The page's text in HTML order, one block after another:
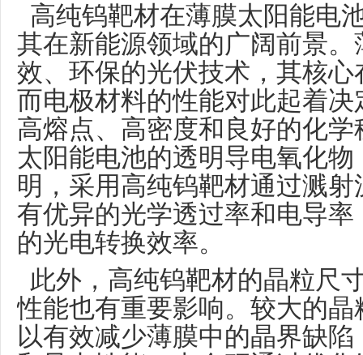
高纯钨靶材在薄膜太阳能电
其在新能源领域的广阔前景
效、环保的光伏技术，其核
而电极材料的性能对此起着
高熔点、高密度和良好的化
太阳能电池的透明导电氧化物
明，采用高纯钨靶材通过溅
有优异的光学透过率和电导
的光电转换效率。
此外，高纯钨靶材的晶粒尺
性能也有重要影响。较大的
以有效减少薄膜中的晶界缺